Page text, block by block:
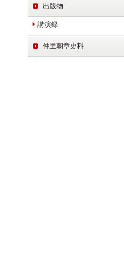
出版物
講演録
仲里朝章史料